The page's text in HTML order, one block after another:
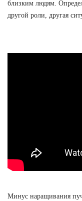
близким людям.
другой роли, другая
Минус наращивания